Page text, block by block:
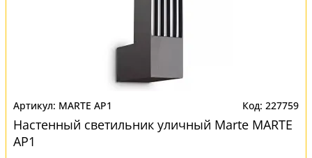
MARTE AP1 227759
Настенный светильник уличный Marte MARTE
AP1